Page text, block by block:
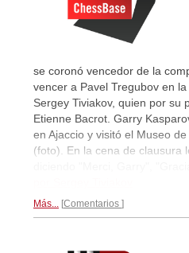
se coronó vencedor de la
vencer a Pavel Tregubov en
Sergey Tiviakov, quien por su
Etienne Bacrot. Garry
en Ajaccio y visitó el Museo
(foto). En la cena de clausura
Más... Comentarios